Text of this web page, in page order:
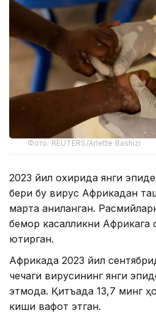
Фото: REUTERS/Arlette Bashizi
2023 йил охирида янги
бери бу вирус Африкадан
марта аниқланган.
бемор касалликни Африкага
юқтирган.
Африкада 2023 йил
чечаги вирусининг янги
этмоқда. Қитъада 13,7 минг
киши вафот этган.